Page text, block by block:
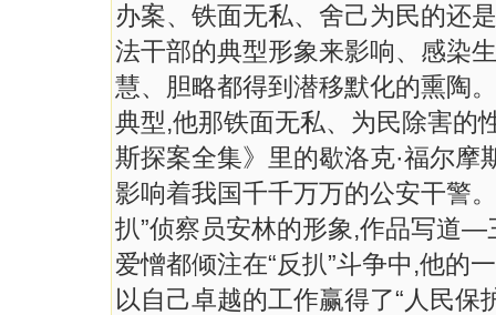
办案、铁面无私、舍己为民的还
法干部的典型形象来影响、感染
慧、胆略都得到潜移默化的熏陶
典型,他那铁面无私、为民除害的
斯探案全集》里的歇洛克·福尔
影响着我国千千万万的公安干警
扒”侦察员安林的形象,作品写道
爱憎都倾注在“反扒”斗争中,他的
以自己卓越的工作赢得了“人民